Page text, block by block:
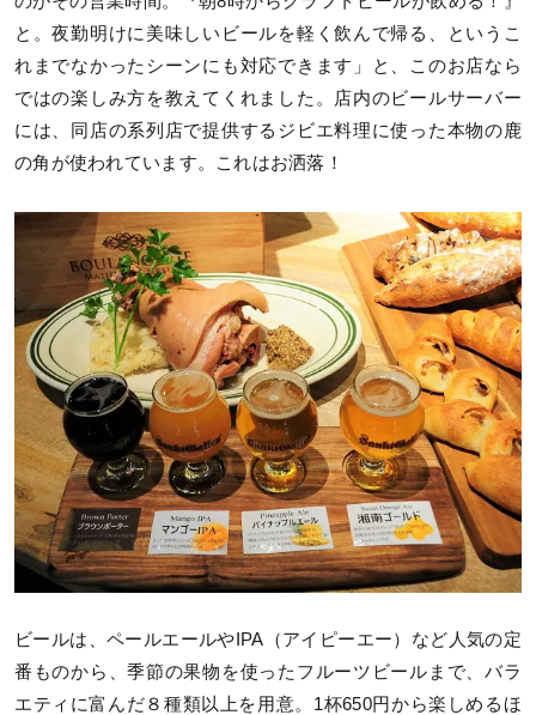
と。夜勤明けに美味しいビールを軽く飲んで帰る、というこ
れまでなかったシーンにも対応できます」と、このお店なら
ではの楽しみ方を教えてくれました。店内のビールサーバー
には、同店の系列店で提供するジビエ料理に使った本物の鹿
の角が使われています。これはお洒落！
ビールは、ペールエールやIPA（アイピーエー）など人気の定
番ものから、季節の果物を使ったフルーツビールまで、バラ
エティに富んだ８種類以上を用意。1杯650円から楽しめるほ